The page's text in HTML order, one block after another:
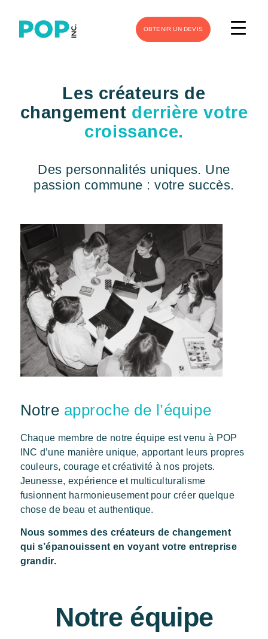
OBTENIR UN DEVIS
Les créateurs de
changement derrière votre
croissance.
Des personnalités uniques. Une
passion commune :votre succès.
Notre approche de l’équipe
Chaque membre de notre équipe est venu à POP
INC d’une manière unique, apportant leurs propres
couleurs, courage et créativité à nos projets.
Jeunesse, expérience et multiculturalisme
fusionnent harmonieusement pour créer quelque
chose de beau et authentique.
Nous sommes des créateurs de changement
qui s’épanouissent en voyant votre entreprise
grandir.
Notre équipe